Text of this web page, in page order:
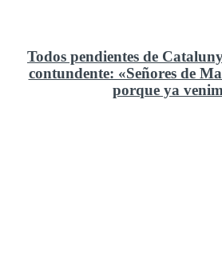
Todos pendientes de
contundente: «Señores de
porque ya